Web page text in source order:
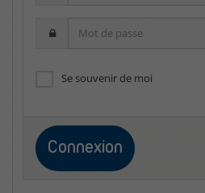
nom
d’utilisateur·ice
Se souvenir de moi